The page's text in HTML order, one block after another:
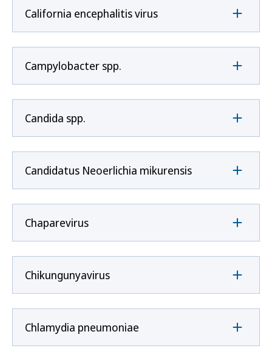
California encephalitis virus
Campylobacter spp.
Candida spp.
Candidatus Neoerlichia mikurensis
Chaparevirus
Chikungunyavirus
Chlamydia pneumoniae